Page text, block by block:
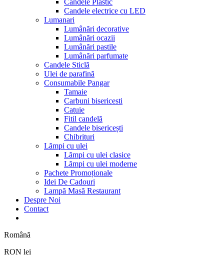
Candele Plastic
Candele electrice cu LED
Lumanari
Lumânări decorative
Lumânări ocazii
Lumânări pastile
Lumânări parfumate
Candele Sticlă
Ulei de parafină
Consumabile Pangar
Tamaie
Carbuni bisericesti
Catuie
Fitil candelă
Candele bisericești
Chibrituri
Lămpi cu ulei
Lămpi cu ulei clasice
Lămpi cu ulei moderne
Pachete Promoționale
Idei De Cadouri
Lampă Masă Restaurant
Despre Noi
Contact
Română
RON lei